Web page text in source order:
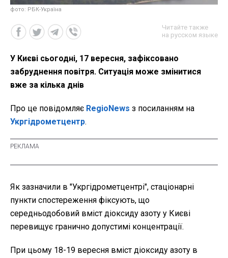
фото: РБК-Україна
Читайте также
на русском языке
У Києві сьогодні, 17 вересня, зафіксовано
забруднення повітря. Ситуація може змінитися
вже за кілька днів
Про це повідомляє RegioNews з посиланням на
Укргідрометцентр.
Як зазначили в "Укргідрометцентрі", стаціонарні
пункти спостереження фіксують, що
середньодобовий вміст діоксиду азоту у Києві
перевищує гранично допустимі концентрації.
При цьому 18-19 вересня вміст діоксиду азоту в